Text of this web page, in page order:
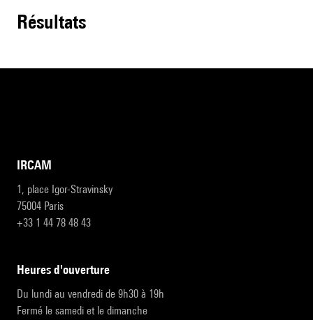
résultats
IRCAM
1, place Igor-Stravinsky
75004 Paris
+33 1 44 78 48 43
heures d'ouverture
Du lundi au vendredi de 9h30 à 19h
Fermé le samedi et le dimanche